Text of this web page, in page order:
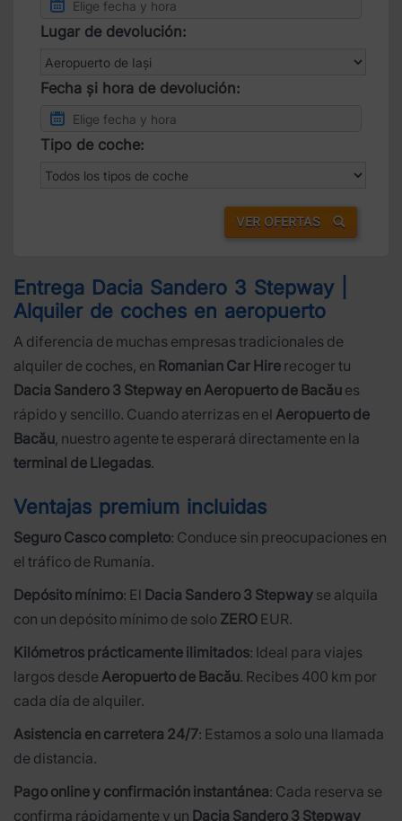
Lugar de devolución:
Fecha și hora de devolución:
Tipo de coche:
VER OFERTAS
Entrega Dacia Sandero 3 Stepway |
Alquiler de coches en aeropuerto
A diferencia de muchas empresas tradicionales de
alquiler de coches, en Romanian Car Hire recoger tu
Dacia Sandero 3 Stepway en Aeropuerto de Bacău es
rápido y sencillo. Cuando aterrizas en el Aeropuerto de
Bacău, nuestro agente te esperará directamente en la
terminal de Llegadas.
Ventajas premium incluidas
Seguro Casco completo: Conduce sin preocupaciones en
el tráfico de Rumanía.
Depósito mínimo: El Dacia Sandero 3 Stepway se alquila
con un depósito mínimo de solo ZERO EUR.
Kilómetros prácticamente ilimitados: Ideal para viajes
largos desde Aeropuerto de Bacău. Recibes 400 km por
cada día de alquiler.
Asistencia en carretera 24/7: Estamos a solo una llamada
de distancia.
Pago online y confirmación instantánea: Cada reserva se
confirma rápidamente y un Dacia Sandero 3 Stepway